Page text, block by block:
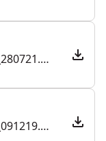
DWE7485_KS_EN_RU_TR_UA_280721.pdf
DWE7485_KS_EN_RU_TR_UA_091219.pdf